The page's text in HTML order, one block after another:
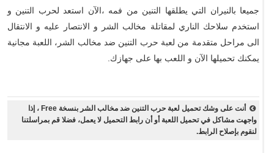
جميعا بالنيران التي يطلقها التنين من فمه ،الآن استعد لحرب التنين و
استخدم سلاحك الناري لمقاتلة مخالب الشر و الانتصار عليه و الانتقال
الى مراحل متقدمة من لعبة حرب التنين ضد مخالب الشر، اللعبة مجانية
يمكنك تحميلها الآن و اللعب بها على جهازك.
أنت على وشك تحميل لعبة حرب التنين ضد مخالب الشر بنسخة Free ، إذا
واجهت مشاكل في تحميل اللعبة أو أن رابط التحميل لا يعمل، فضلا قم بمراسلتنا
لنقوم بإصلاح الرابط.